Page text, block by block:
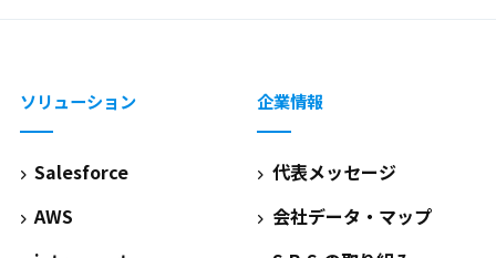
ソリューション
Salesforce
AWS
企業情報
代表メッセージ
会社データ・マップ